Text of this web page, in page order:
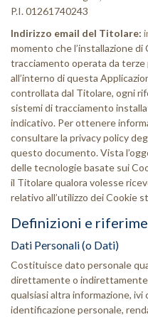
P.I. 01261740243
Indirizzo email del Titolare:
momento che l’installazione
tracciamento operata da
all’interno di questa
controllata dal Titolare, ogni
sistemi di tracciamento
indicativo. Per ottenere
consultare la privacy policy
questo documento. Vista
delle tecnologie basate sui
il Titolare qualora volesse
relativo all’utilizzo dei Cookie
Definizioni e
Dati Personali (o Dati)
Costituisce dato personale
direttamente o
qualsiasi altra informazione,
identificazione personale,